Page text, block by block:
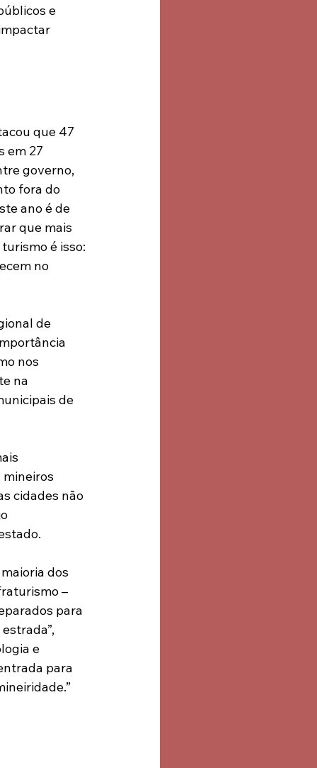
e
que 47
em 27
governo,
fora do
ano é de
que mais
é isso:
no
de
nos
na
de
cidades não
dos
–
para
e
para